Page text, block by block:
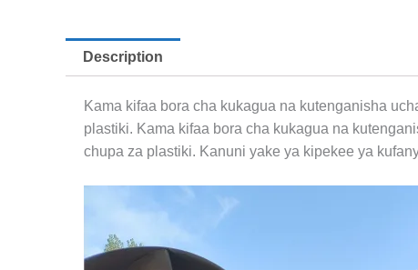
Description
Kama kifaa bora cha kukagua na kutenganisha
plastiki. Kama kifaa bora cha kukagua na
chupa za plastiki. Kanuni yake ya kipekee ya